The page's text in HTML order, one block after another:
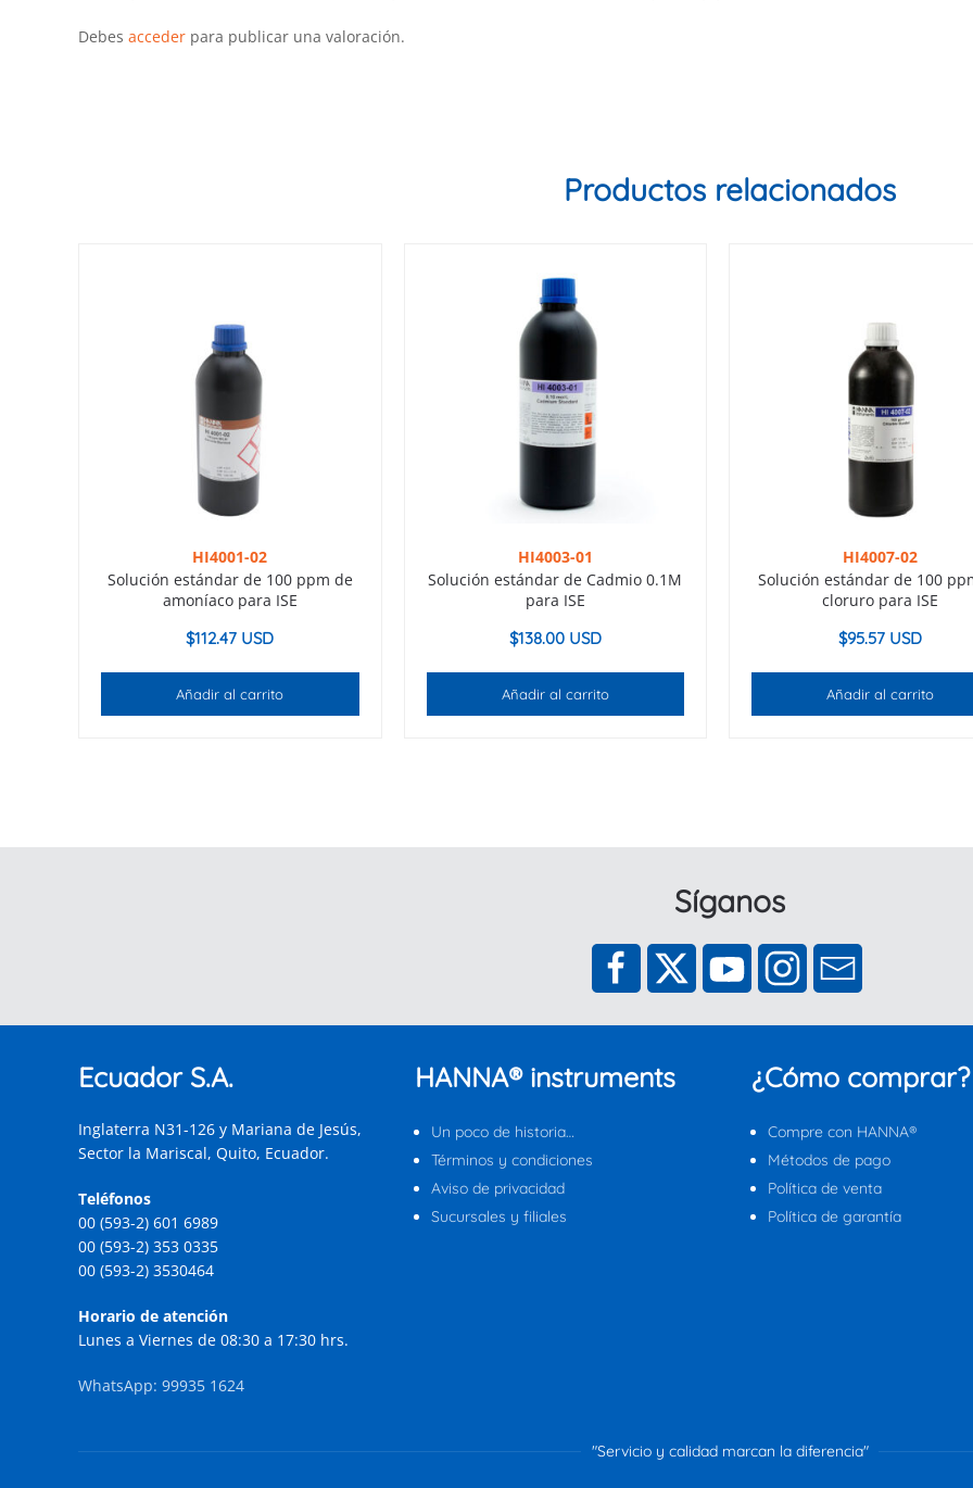
Debes acceder para publicar una valoración.
Productos relacionados
HI4001-02
Solución estándar de 100 ppm de
amoníaco para ISE
$112.47 USD
Añadir al carrito
HI4003-01
Solución estándar de Cadmio 0.1M
para ISE
$138.00 USD
Añadir al carrito
HI4007-02
Solución estándar de 100
cloruro para ISE
$95.57 USD
Añadir al carrito
Síganos
Ecuador S.A.
Inglaterra N31-126 y Mariana de Jesús,
Sector la Mariscal, Quito, Ecuador.
Teléfonos
00 (593-2) 601 6989
00 (593-2) 353 0335
00 (593-2) 3530464
Horario de atención
Lunes a Viernes de 08:30 a 17:30 hrs.
WhatsApp: 99935 1624
HANNA® instruments
Un poco de historia…
Términos y condiciones
Aviso de privacidad
Sucursales y filiales
¿Cómo comprar?
Compre con HANNA®
Métodos de pago
Política de venta
Política de garantía
"Servicio y calidad marcan la diferencia"